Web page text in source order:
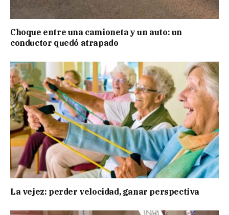
Choque entre una camioneta y un auto: un
conductor quedó atrapado
La vejez: perder velocidad, ganar perspectiva